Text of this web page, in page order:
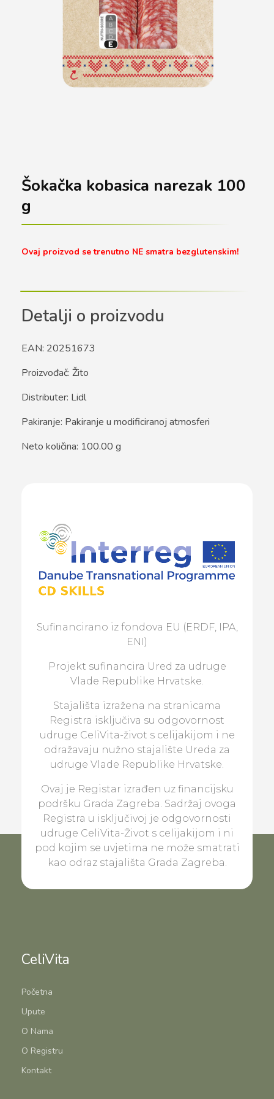
Šokačka kobasica narezak 100
g
Ovaj proizvod se trenutno NE smatra bezglutenskim!
Detalji o proizvodu
EAN: 20251673
Proizvođač: Žito
Distributer: Lidl
Pakiranje: Pakiranje u modificiranoj atmosferi
Neto količina: 100.00 g
Sufinancirano iz fondova EU (ERDF, IPA,
ENI)
Projekt sufinancira Ured za udruge
Vlade Republike Hrvatske.
Stajališta izražena na stranicama
Registra isključiva su odgovornost
udruge CeliVita-život s celijakijom i ne
odražavaju nužno stajalište Ureda za
udruge Vlade Republike Hrvatske.
Ovaj je Registar izrađen uz financijsku
podršku Grada Zagreba. Sadržaj ovoga
Registra u isključivoj je odgovornosti
udruge CeliVita-Život s celijakijom i ni
pod kojim se uvjetima ne može smatrati
kao odraz stajališta Grada Zagreba.
CeliVita
Početna
Upute
O Nama
O Registru
Kontakt